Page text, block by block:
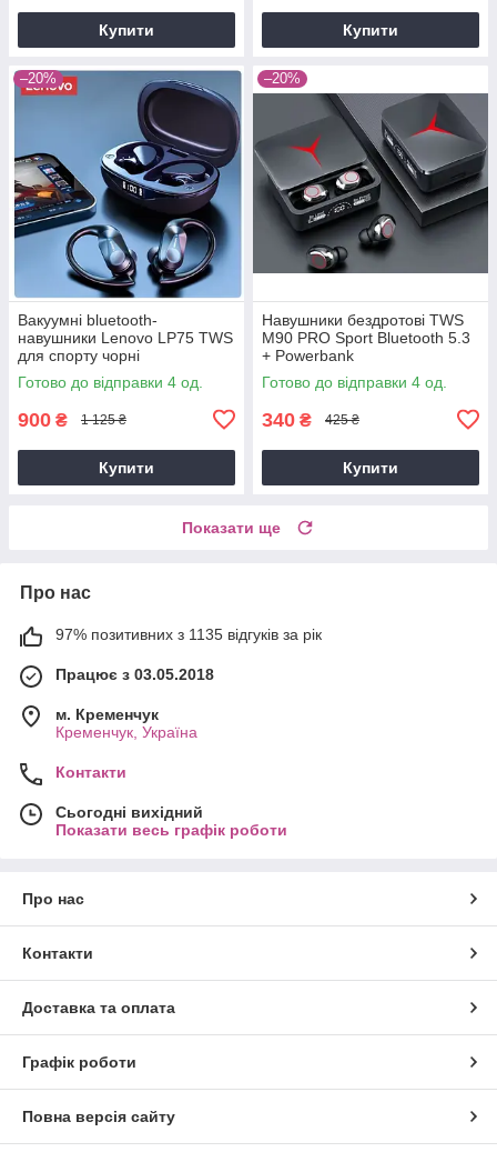
Купити Купити
–20%
Вакуумні bluetooth-
навушники Lenovo LP75 TWS
для спорту чорні
Готово до відправки 4 од.
900 ₴ 1 125 ₴
Купити
–20%
Навушники бездротові TWS
M90 PRO Sport Bluetooth 5.3
+ Powerbank
Готово до відправки 4 од.
340 ₴ 425 ₴
Купити
Показати ще
Про нас
97% позитивних з 1135 відгуків за рік
Працює з 03.05.2018
м. Кременчук
Кременчук, Україна
Контакти
Сьогодні вихідний
Показати весь графік роботи
Про нас
Контакти
Доставка та оплата
Графік роботи
Повна версія сайту